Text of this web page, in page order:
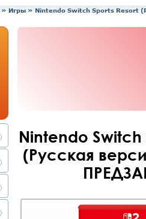
» Игры » Nintendo Switch Sports Resort
Nintendo Switch
(Русская